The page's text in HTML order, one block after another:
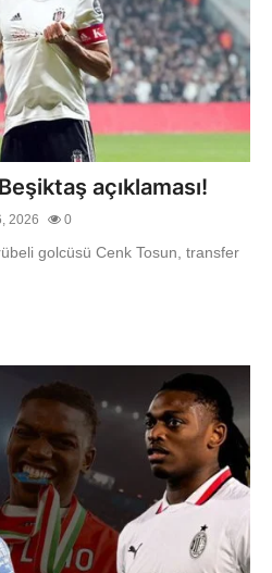
açıklaması!
2026 0
golcüsü Cenk Tosun, transfer